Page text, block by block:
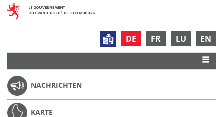
DE FR LU EN
NACHRICHTEN
KARTE